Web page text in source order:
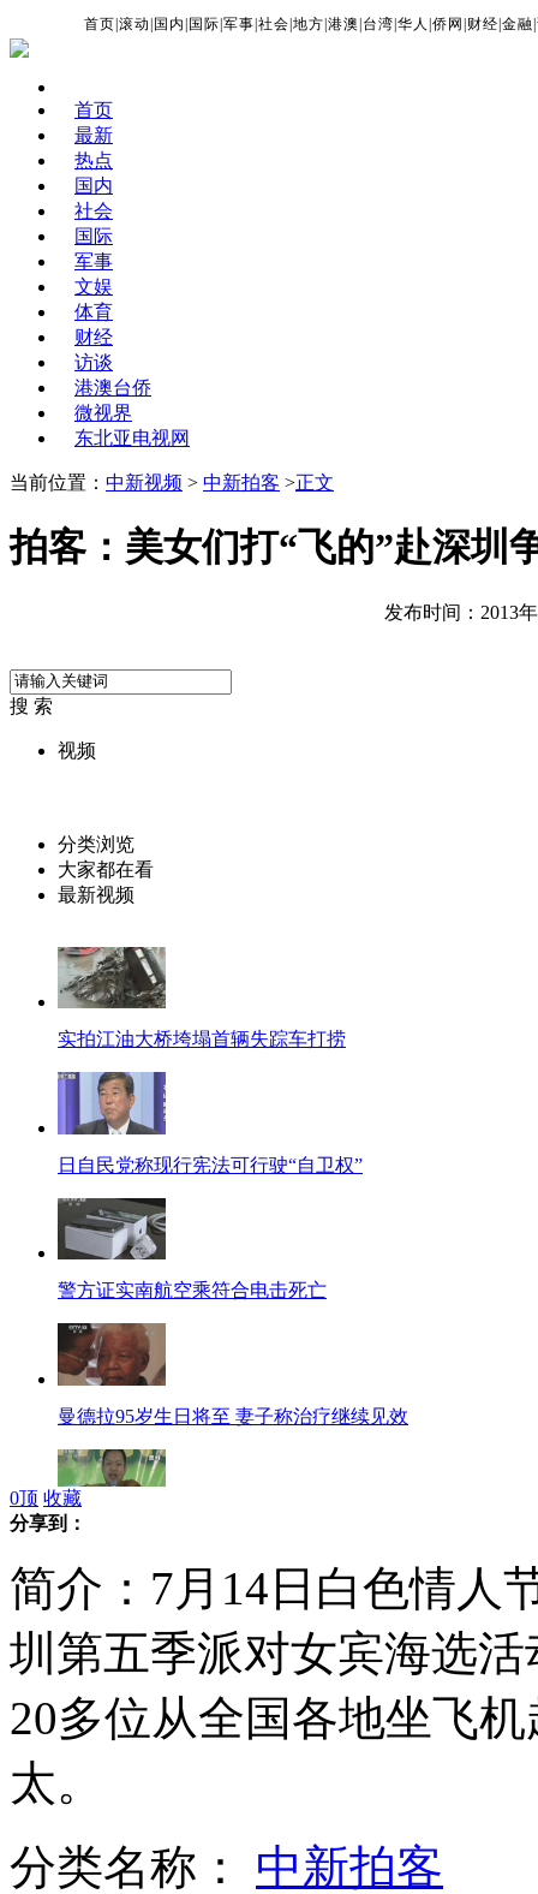
首页 |滚动 国内 国际 |军事 |社会 |地方 |港澳 台湾 |华人 |侨网 财经 |金融 |
首页
最新
热点
国内
社会
国际
军事
文娱
体育
财经
访谈
港澳台侨
微视界
东北亚电视网
当前位置： 中新视频 > 中新拍客 >正文
拍客：美女们打“飞的”赴深圳
发布时间：2013
搜 索
视频
分类浏览
大家都在看
最新视频
实拍江油大桥垮塌首辆失踪车打捞
日自民党称现行宪法可行驶“自卫权”
警方证实南航空乘符合电击死亡
曼德拉95岁生日将至 妻子称治疗继续见效
斯诺登控诉美国政府监控行为
斯诺登掌握详尽情报机构计划
0顶 收藏
分享到：
简介：7月14日白色情人
圳第五季派对女宾海选
20多位从全国各地坐飞
太。
分类名称： 中新拍客